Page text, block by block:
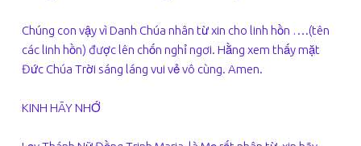
Chúng con vậy vì Danh Chúa nhân từ xin cho linh hồn ….(tên
các linh hồn) được lên chốn nghỉ ngơi. Hằng xem thấy mặt
Đức Chúa Trời sáng láng vui vẻ vô cùng. Amen.
KINH HÃY NHỚ